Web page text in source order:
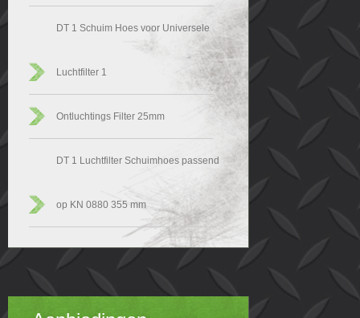
DT 1 Schuim Hoes voor Universele
Luchtfilter 1
Ontluchtings Filter 25mm
DT 1 Luchtfilter Schuimhoes passend
op KN 0880 355 mm